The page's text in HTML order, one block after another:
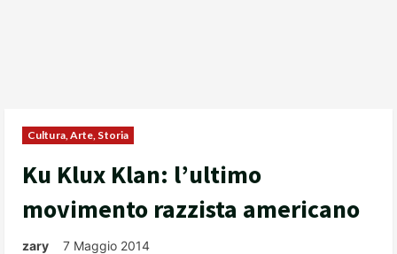
Cultura, Arte, Storia
Ku Klux Klan: l’ultimo
movimento razzista americano
zary 7 Maggio 2014